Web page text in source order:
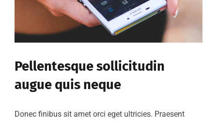
Pellentesque sollicitudin
augue quis neque
Donec finibus sit amet orci eget ultricies. Praesent